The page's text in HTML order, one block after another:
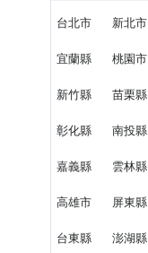
台北市 新北市
宜蘭縣 桃園市
新竹縣 苗栗縣
彰化縣 南投縣
嘉義縣 雲林縣
高雄市 屏東縣
台東縣 澎湖縣